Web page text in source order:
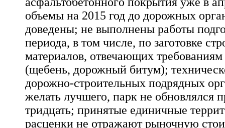
объемы на 2015 год до дорожных
доведены; не выполнены работы
периода, в том числе, по заготовке
материалов, отвечающих требованиям
(щебень, дорожный битум);
дорожно-строительных подрядных
желать лучшего, парк не обновлялся
тридцать; принятые единичные
расценки не отражают рыночную